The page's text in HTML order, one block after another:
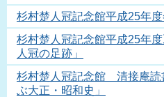
杉村楚人冠記念館平成25年
杉村楚人冠記念館平成25年
人冠の足跡」
杉村楚人冠記念館 清接庵読
ぶ大正・昭和史」